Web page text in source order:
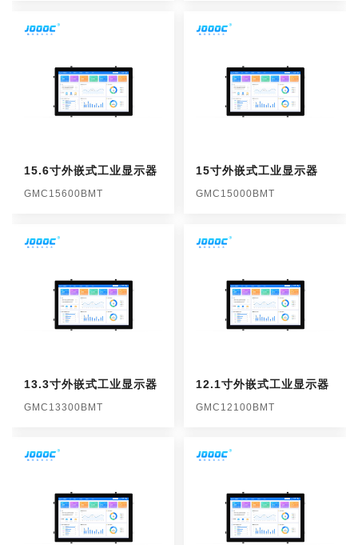
15.6寸外嵌式工业显示器
GMC15600BMT
15寸外嵌式工业显示器
GMC15000BMT
13.3寸外嵌式工业显示器
GMC13300BMT
12.1寸外嵌式工业显示器
GMC12100BMT